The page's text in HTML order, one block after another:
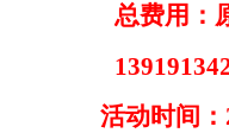
总费用：原
活动时间：